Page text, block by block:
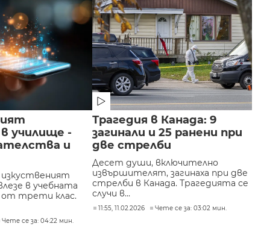
училище -
и
в учебната
трети клас.
Чете се за: 04:22 мин.
Трагедия в Канада: 9
загинали и 25 ранени при
две стрелби
Десет души, включително
извършителят, загинаха при две
стрелби в Канада. Трагедията се
случи в...
11:55, 11.02.2026 Чете се за: 03:02 мин.